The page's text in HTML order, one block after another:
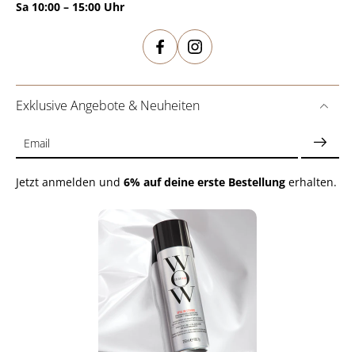
Sa 10:00 – 15:00 Uhr
Exklusive Angebote & Neuheiten
Email
Jetzt anmelden und 6% auf deine erste Bestellung erhalten.